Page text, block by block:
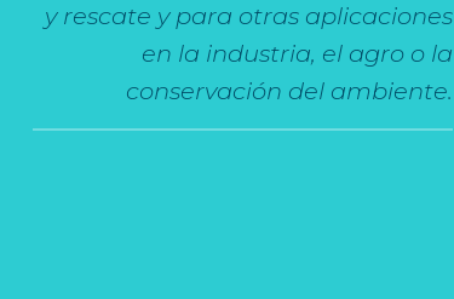
y rescate y para otras aplicaciones
en la industria, el agro o la
conservación del ambiente.